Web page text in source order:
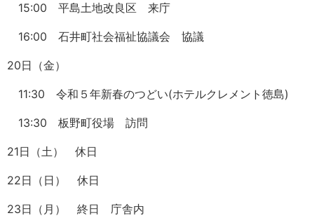
15:00 平島土地改良区 来庁
16:00 石井町社会福祉協議会 協議
20日（金）
11:30 令和５年新春のつどい(ホテルクレメント徳島)
13:30 板野町役場 訪問
21日（土） 休日
22日（日） 休日
23日（月） 終日 庁舎内